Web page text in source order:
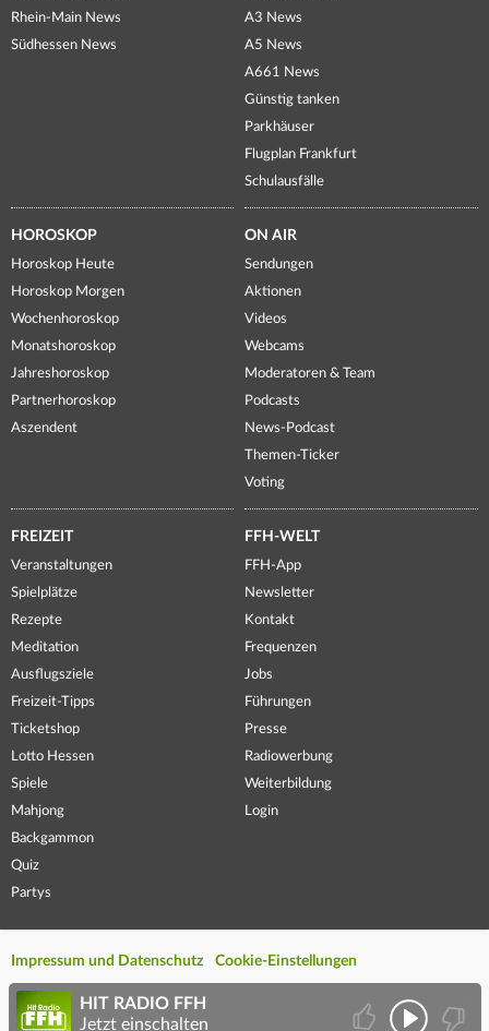
Rhein-Main News
Südhessen News
A3 News
A5 News
A661 News
Günstig tanken
Parkhäuser
Flugplan Frankfurt
Schulausfälle
HOROSKOP
Horoskop Heute
Horoskop Morgen
Wochenhoroskop
Monatshoroskop
Jahreshoroskop
Partnerhoroskop
Aszendent
ON AIR
Sendungen
Aktionen
Videos
Webcams
Moderatoren & Team
Podcasts
News-Podcast
Themen-Ticker
Voting
FREIZEIT
Veranstaltungen
Spielplätze
Rezepte
Meditation
Ausflugsziele
Freizeit-Tipps
Ticketshop
Lotto Hessen
Spiele
Mahjong
Backgammon
Quiz
Partys
FFH-WELT
FFH-App
Newsletter
Kontakt
Frequenzen
Jobs
Führungen
Presse
Radiowerbung
Weiterbildung
Login
Impressum und Datenschutz Cookie-Einstellungen
HIT RADIO FFH
Jetzt einschalten